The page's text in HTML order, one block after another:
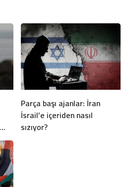
Parça başı ajanlar: İran
İsrail’e içeriden nasıl
sızıyor?